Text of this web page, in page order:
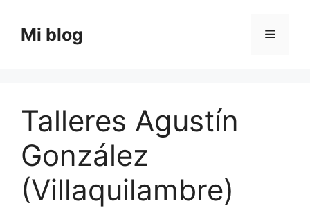
contenido
Mi blog Menú
Talleres Agustín
González
(Villaquilambre)